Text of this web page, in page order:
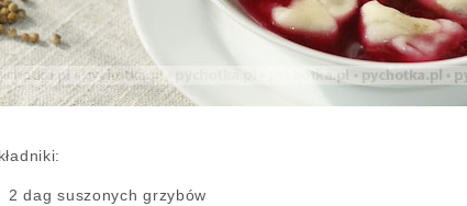
2 dag suszonych grzybów